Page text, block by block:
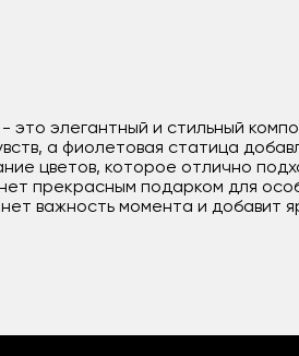
это элегантный и стильный
а фиолетовая статица
цветов, которое отлично
прекрасным подарком для
важность момента и добавит